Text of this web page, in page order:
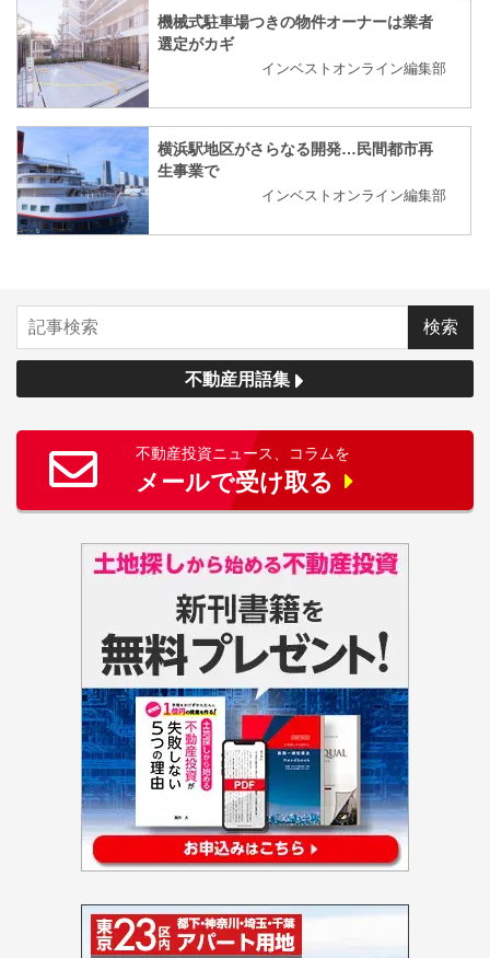
機械式駐車場つきの物件オーナーは業者
選定がカギ
インベストオンライン編集部
横浜駅地区がさらなる開発…民間都市再
生事業で
インベストオンライン編集部
不動産用語集
不動産投資ニュース、コラムを
メールで受け取る